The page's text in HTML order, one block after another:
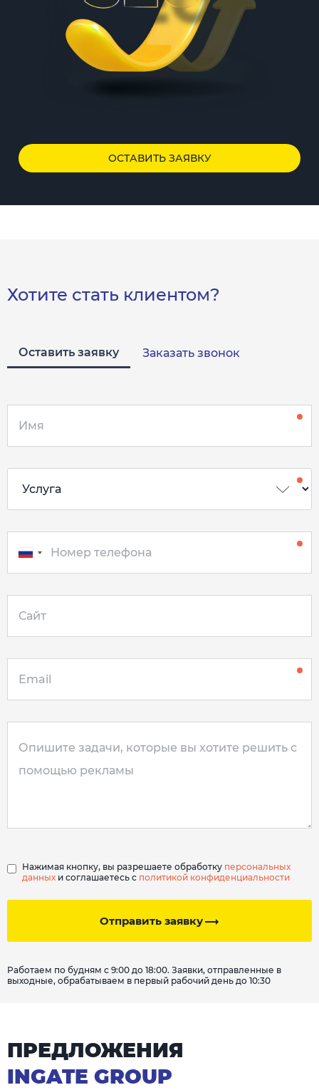
ОСТАВИТЬ ЗАЯВКУ
Хотите стать клиентом?
Оставить заявку Заказать звонок
Отправить заявку
Нажимая кнопку, вы разрешаете обработку персональных
данных и соглашаетесь с политикой конфиденциальности
Работаем по будням с 9:00 до 18:00. Заявки, отправленные в
выходные, обрабатываем в первый рабочий день до 10:30
ПРЕДЛОЖЕНИЯ
INGATE GROUP